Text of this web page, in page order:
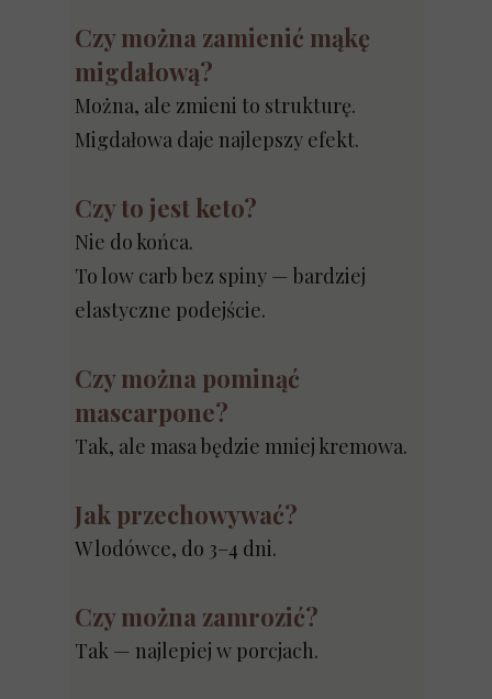
Czy można zamienić mąkę
migdałową?
Można, ale zmieni to strukturę.
Migdałowa daje najlepszy efekt.
Czy to jest keto?
Nie do końca.
To low carb bez spiny — bardziej
elastyczne podejście.
Czy można pominąć
mascarpone?
Tak, ale masa będzie mniej kremowa.
Jak przechowywać?
W lodówce, do 3–4 dni.
Czy można zamrozić?
Tak — najlepiej w porcjach.